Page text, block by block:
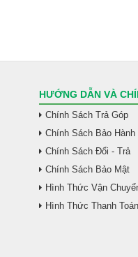
HƯỚNG DẪN VÀ
Chính Sách Trả Góp
Chính Sách Bảo Hành
Chính Sách Đổi - Trả
Chính Sách Bảo Mật
Hình Thức Vận
Hình Thức Thanh Toán